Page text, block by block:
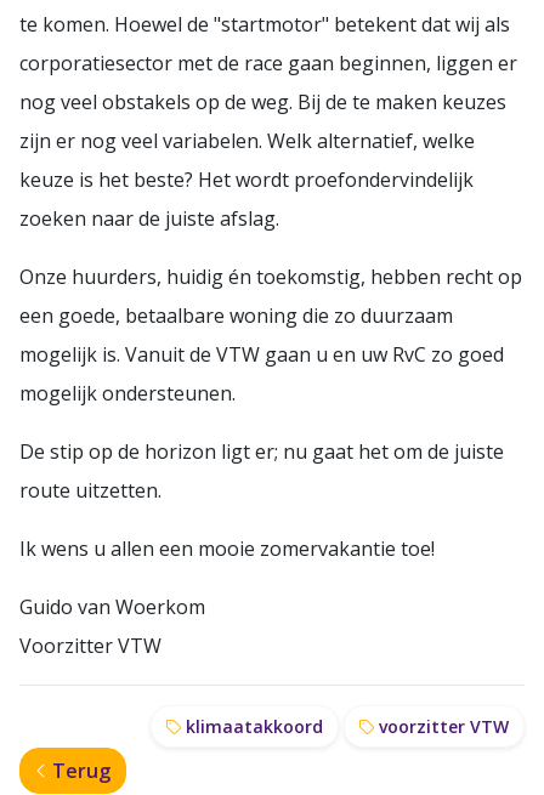
te komen. Hoewel de "startmotor" betekent dat wij als
corporatiesector met de race gaan beginnen, liggen er
nog veel obstakels op de weg. Bij de te maken keuzes
zijn er nog veel variabelen. Welk alternatief, welke
keuze is het beste? Het wordt proefondervindelijk
zoeken naar de juiste afslag.
Onze huurders, huidig én toekomstig, hebben recht op
een goede, betaalbare woning die zo duurzaam
mogelijk is. Vanuit de VTW gaan u en uw RvC zo goed
mogelijk ondersteunen.
De stip op de horizon ligt er; nu gaat het om de juiste
route uitzetten.
Ik wens u allen een mooie zomervakantie toe!
Guido van Woerkom
Voorzitter VTW
klimaatakkoord voorzitter VTW
Terug